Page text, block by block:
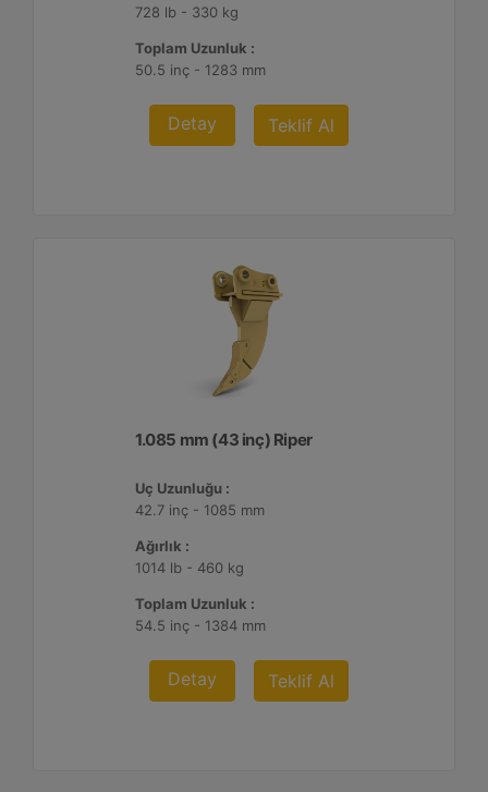
728 lb - 330 kg
Toplam Uzunluk :
50.5 inç - 1283 mm
Detay Teklif Al
1.085 mm (43 inç) Riper
Uç Uzunluğu :
42.7 inç - 1085 mm
Ağırlık :
1014 lb - 460 kg
Toplam Uzunluk :
54.5 inç - 1384 mm
Detay Teklif Al